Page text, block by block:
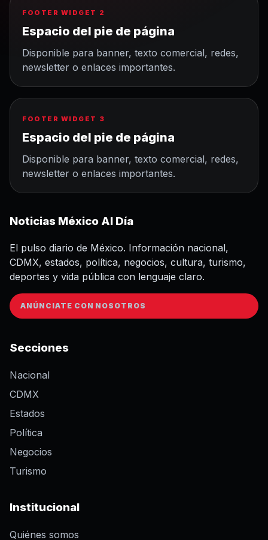
FOOTER WIDGET 2
Espacio del pie de página
Disponible para banner, texto comercial, redes,
newsletter o enlaces importantes.
FOOTER WIDGET 3
Espacio del pie de página
Disponible para banner, texto comercial, redes,
newsletter o enlaces importantes.
Noticias México Al Día
El pulso diario de México. Información nacional,
CDMX, estados, política, negocios, cultura, turismo,
deportes y vida pública con lenguaje claro.
ANÚNCIATE CON NOSOTROS
Secciones
Nacional
CDMX
Estados
Política
Negocios
Turismo
Institucional
Quiénes somos